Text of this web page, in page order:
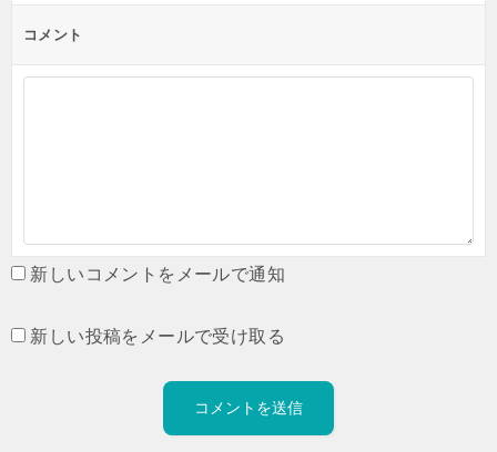
コメント
新しいコメントをメールで通知
新しい投稿をメールで受け取る